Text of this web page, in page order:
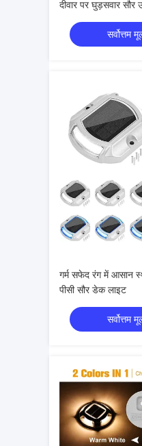
दीवार पर घुड़सवार
सर्वोत्तम
गर्म सफेद रंग में आसान
पीसी सौर डेक लाइट
सर्वोत्तम